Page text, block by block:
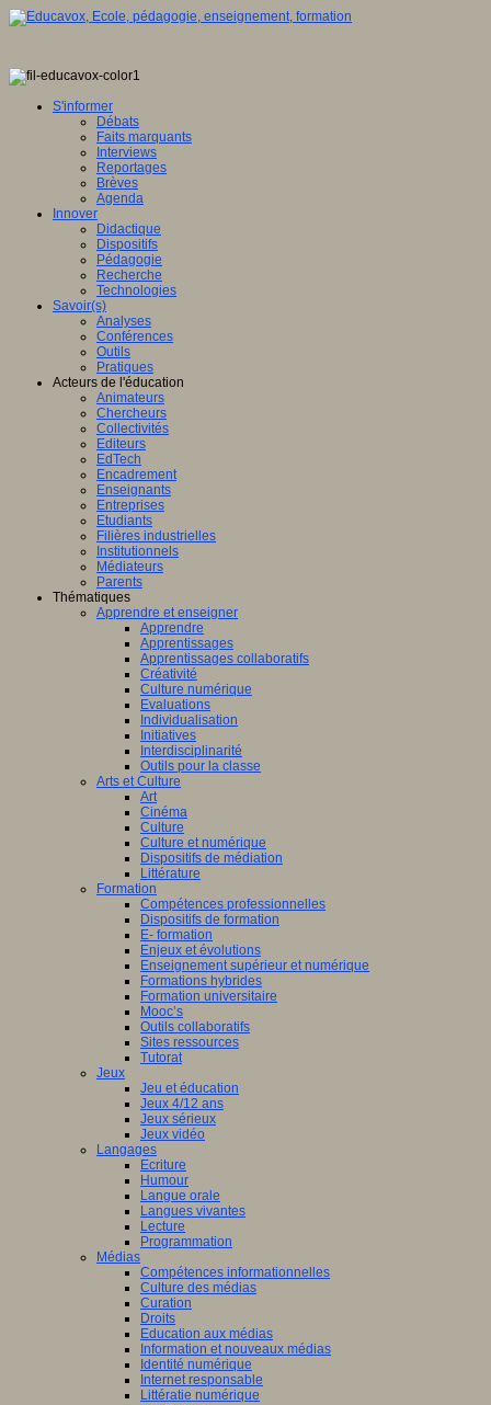
S'informer
Débats
Faits marquants
Interviews
Reportages
Brèves
Agenda
Innover
Didactique
Dispositifs
Pédagogie
Recherche
Technologies
Savoir(s)
Analyses
Conférences
Outils
Pratiques
Acteurs de l'éducation
Animateurs
Chercheurs
Collectivités
Editeurs
EdTech
Encadrement
Enseignants
Entreprises
Etudiants
Filières industrielles
Institutionnels
Médiateurs
Parents
Thématiques
Apprendre et enseigner
Apprendre
Apprentissages
Apprentissages collaboratifs
Créativité
Culture numérique
Evaluations
Individualisation
Initiatives
Interdisciplinarité
Outils pour la classe
Arts et Culture
Art
Cinéma
Culture
Culture et numérique
Dispositifs de médiation
Littérature
Formation
Compétences professionnelles
Dispositifs de formation
E- formation
Enjeux et évolutions
Enseignement supérieur et numérique
Formations hybrides
Formation universitaire
Mooc’s
Outils collaboratifs
Sites ressources
Tutorat
Jeux
Jeu et éducation
Jeux 4/12 ans
Jeux sérieux
Jeux vidéo
Langages
Ecriture
Humour
Langue orale
Langues vivantes
Lecture
Programmation
Médias
Compétences informationnelles
Culture des médias
Curation
Droits
Education aux médias
Information et nouveaux médias
Identité numérique
Internet responsable
Littératie numérique